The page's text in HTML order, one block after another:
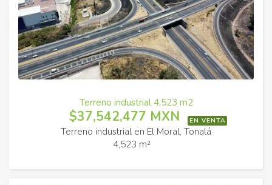
Terreno industrial 4,523 m2
$37,542,477 MXN EN VENTA
Terreno industrial en El Moral, Tonalá
4,523 m²